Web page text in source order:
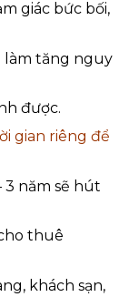
giác bức bối,
làm tăng nguy
được.
gian riêng để
3 năm sẽ hút
thuê
khách sạn,